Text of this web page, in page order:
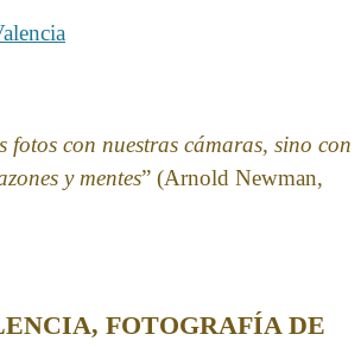
fotos con nuestras cámaras, sino con
y mentes” (Arnold Newman,
FOTOGRAFÍA DE